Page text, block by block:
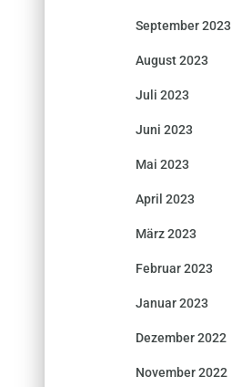
September 2023
August 2023
Juli 2023
Juni 2023
Mai 2023
April 2023
März 2023
Februar 2023
Januar 2023
Dezember 2022
November 2022